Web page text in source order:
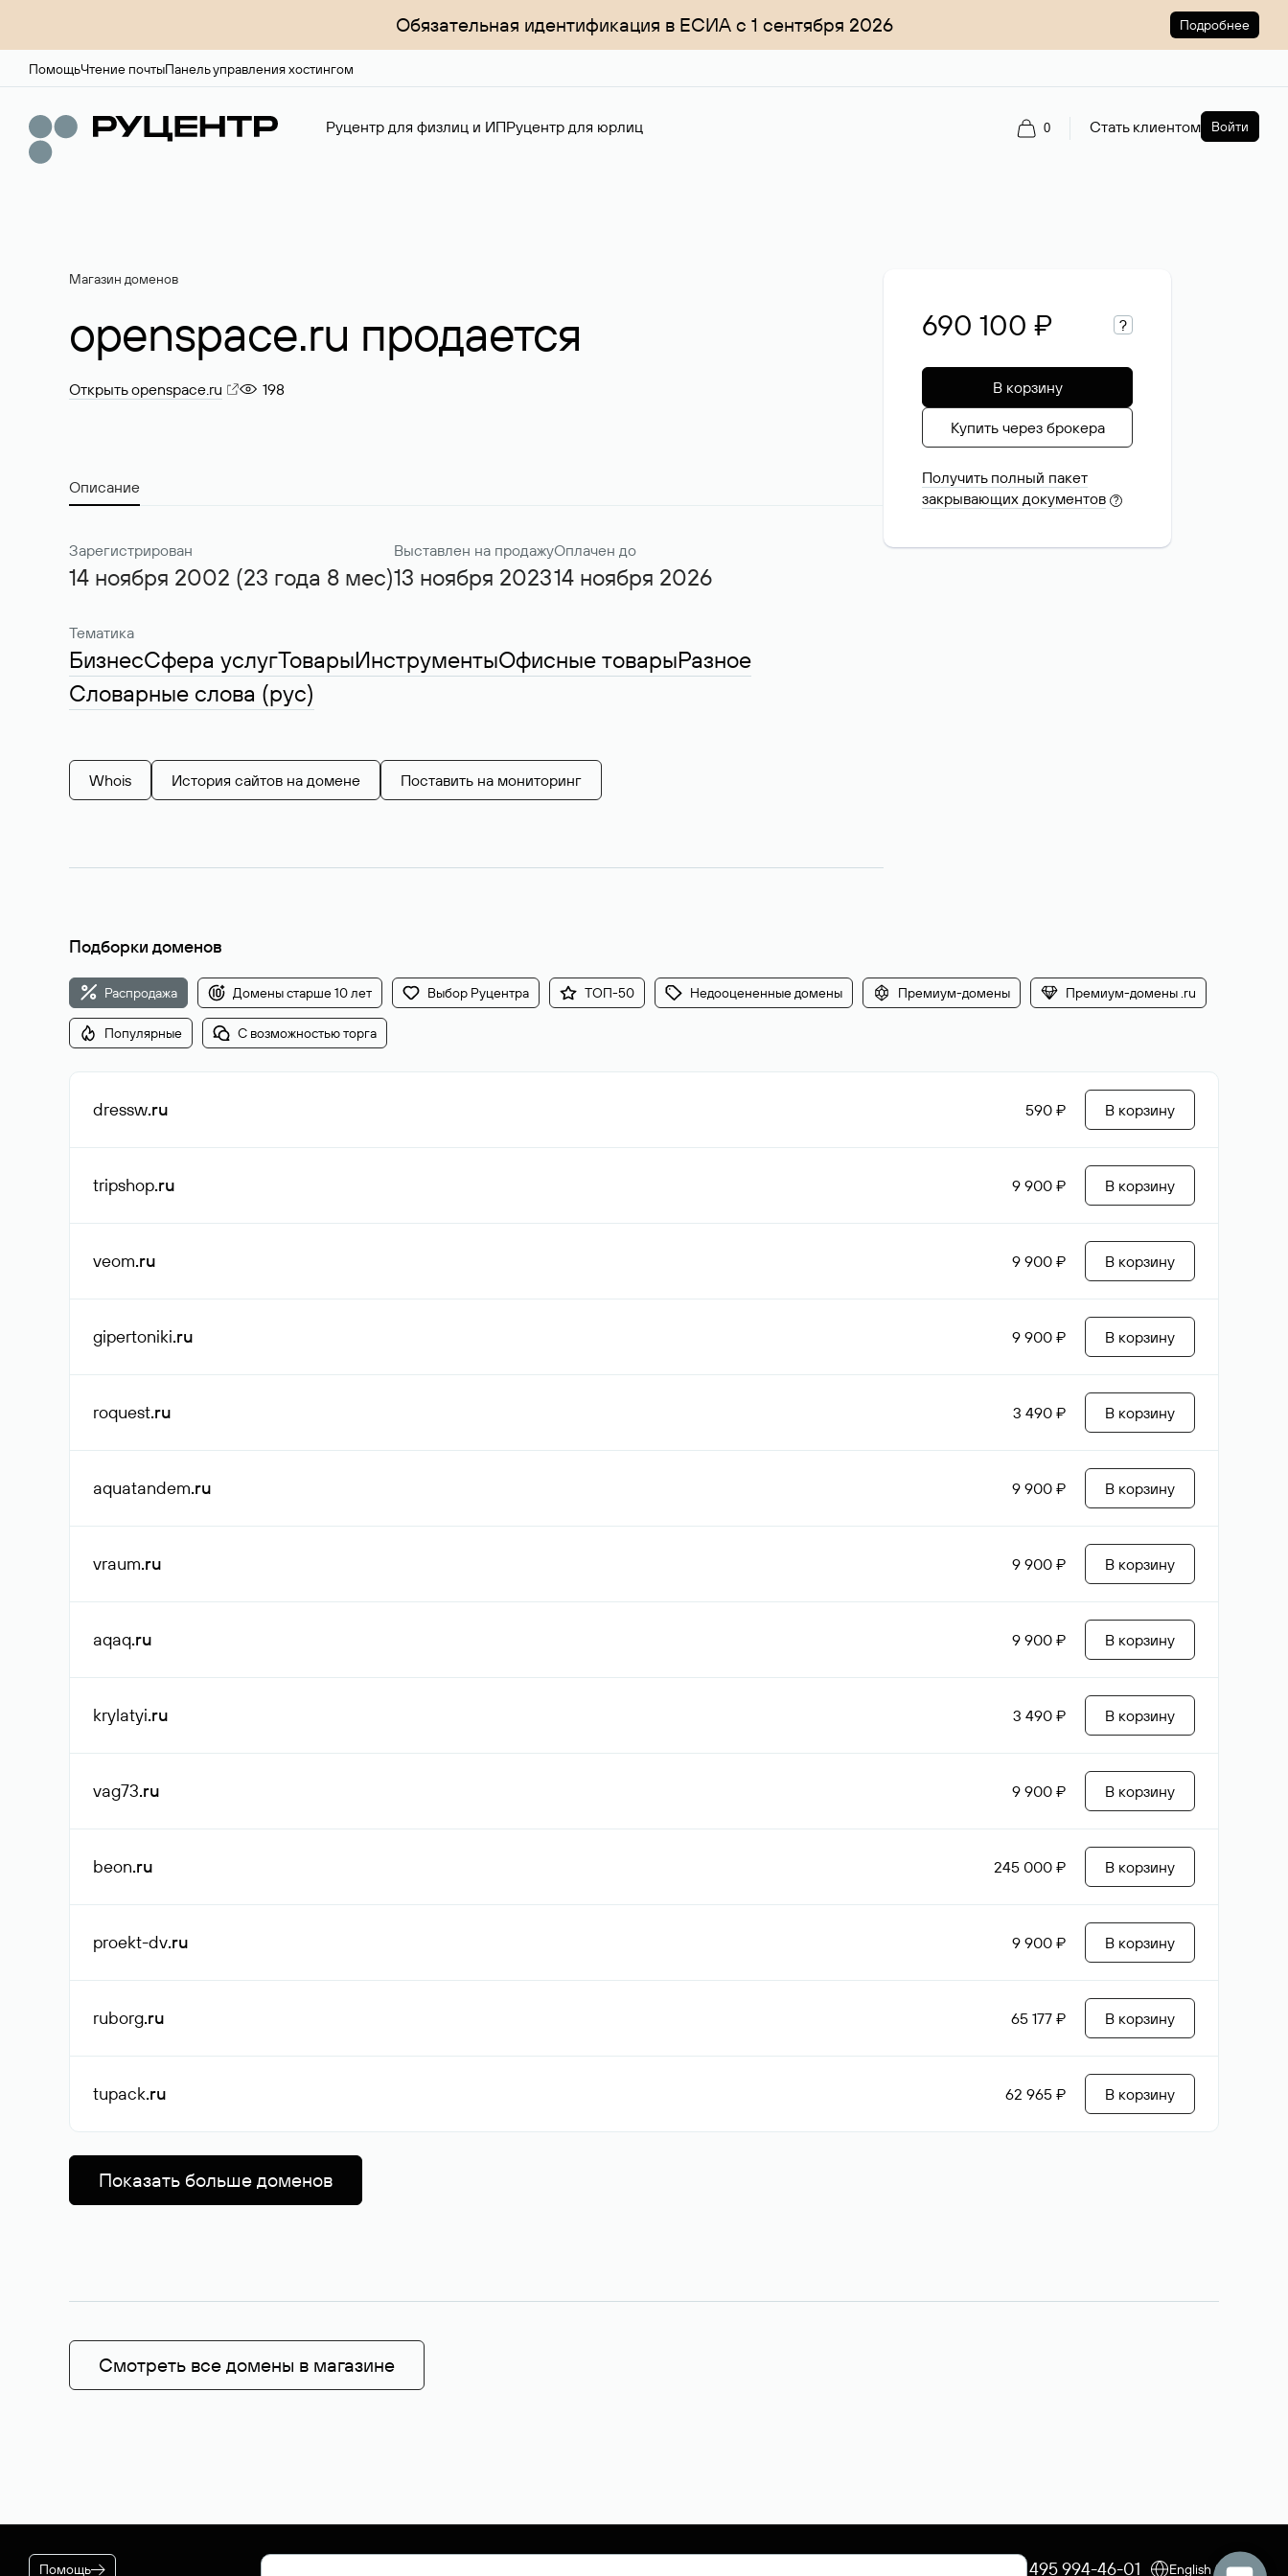
Обязательная идентификация в ЕСИА с 1 сентября 2026 Подробнее
ПомощьЧтение почтыПанель управления хостингом
Руцентр для физлиц и ИПРуцентр для юрлиц 0 Стать клиентом Войти
Магазин доменов
openspace.ru продается
Открыть openspace.ru 198
Описание
Зарегистрирован
14 ноября 2002 (23 года 8 мес)
Выставлен на продажу
13 ноября 2023
Оплачен до
14 ноября 2026
Тематика
БизнесСфера услугТоварыИнструментыОфисные товарыРазное
Словарные слова (рус)
Whois История сайтов на домене Поставить на мониторинг
690 100 ₽ ?
В корзину
Купить через брокера
Получить полный пакет
закрывающих документов ?
Подборки доменов
Распродажа Домены старше 10 лет Выбор Руцентра ТОП-50 Недооцененные домены Премиум-домены Премиум-домены .ru
Популярные С возможностью торга
dressw.ru 590 ₽ В корзину
tripshop.ru 9 900 ₽ В корзину
veom.ru 9 900 ₽ В корзину
gipertoniki.ru 9 900 ₽ В корзину
roquest.ru 3 490 ₽ В корзину
aquatandem.ru 9 900 ₽ В корзину
vraum.ru 9 900 ₽ В корзину
aqaq.ru 9 900 ₽ В корзину
krylatyi.ru 3 490 ₽ В корзину
vag73.ru 9 900 ₽ В корзину
beon.ru 245 000 ₽ В корзину
proekt-dv.ru 9 900 ₽ В корзину
ruborg.ru 65 177 ₽ В корзину
tupack.ru 62 965 ₽ В корзину
Показать больше доменов
Смотреть все домены в магазине
Помощь +7 495 994-46-01 English (USD)